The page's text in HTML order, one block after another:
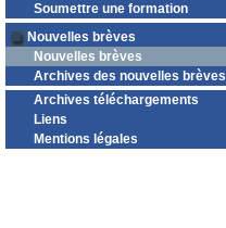
Soumettre une formation
Nouvelles brèves
Nouvelles brèves
Archives des nouvelles brèves
Archives téléchargements
Liens
Mentions légales